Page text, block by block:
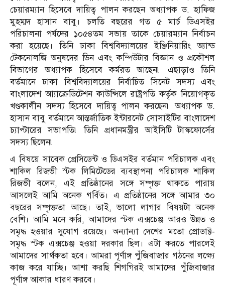
চেয়ারম্যান হিসেবে দায়িত্ব পালন করছেন অধ্যাপক ড. হাফিজ
মুহম্মদ হাসান বাবু। চলতি বছরের গত ৫ মার্চ ডিএসইর
পরিচালনা পর্ষদের ১০৫৪তম সভায় তাকে চেয়ারম্যান নির্বাচন
করা হয়েছে। তিনি ঢাকা বিশ্ববিদ্যালয়ের ইঞ্জিনিয়ারিং অ্যান্ড
টেকনোলজি অনুষদের ডিন এবং কম্পিউটার বিজ্ঞান ও প্রকৌশল
বিভাগের অধ্যাপক হিসেবে কর্মরত আছেন৷ এছাড়াও তিনি
বর্তমানে ঢাকা বিশ্ববিদ্যালয়ের নির্বাচিত সিনেট সদস্য এবং
বাংলাদেশ আ্যাক্রেডিটেশন কাউন্সিলে রাষ্ট্রপতি কর্তৃক নিয়োগকৃত
খণ্ডকালীন সদস্য হিসেবে দায়িত্ব পালন করছেন৷ অধ্যাপক ড.
হাসান বাবু বর্তমানে আন্তর্জাতিক ইন্টারনেট সোসাইটির বাংলাদেশ
চ্যাপ্টারের সভাপতি৷ তিনি প্রধানমন্ত্রীর আইসিটি টাস্কফোর্সের
সদস্য ছিলেন৷
এ বিষয়ে সাবেক প্রেসিডেন্ট ও ডিএসইর বর্তমান পরিচালক এবং
শাকিল রিজভী স্টক লিমিটেডের ব্যবস্থাপনা পরিচালক শাকিল
রিজভী বলেন, এই প্রতিষ্ঠানের সঙ্গে সম্পৃক্ত থাকতে পারায়
আসলেই আমি অনেক গর্বিত। এ প্রতিষ্ঠানের সঙ্গে আমার ৩০
বছরের সম্পৃক্ততা আছে। তাই, ভালো লাগার বিষয়টা অনেক
বেশি। আমি মনে করি, আমাদের স্টক এক্সচেঞ্জ আরও উন্নত ও
সমৃদ্ধ হওয়ার সুযোগ রয়েছে। অন্যান্যা দেশের মতো প্রোডাক্ট-
সমৃদ্ধ স্টক এক্সচেঞ্জ হওয়া দরকার ছিল। এটা করতে পারলেই
আমাদের সার্থকতা হবে। আমরা পূর্ণাঙ্গ পুঁজিবাজার গঠনের লক্ষ্যে
কাজ করে যাচ্ছি। আশা করছি শিগগিরই আমাদের পুঁজিবাজার
পূর্ণাঙ্গ আকার ধারণ করবে।